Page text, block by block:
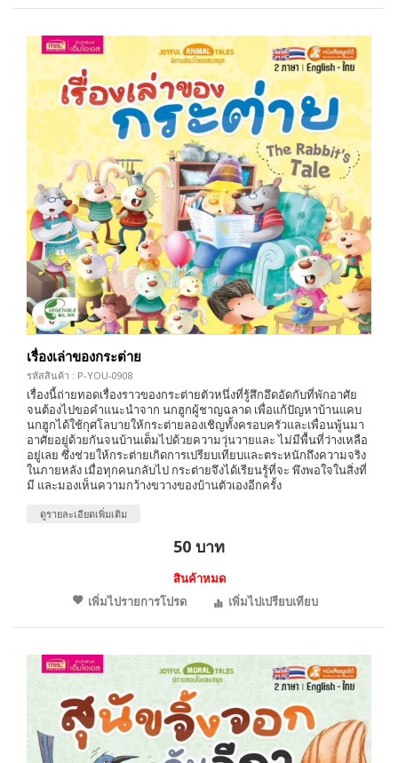
เรื่องเล่าของกระต่าย
รหัสสินค้า : P-YOU-0908
เรื่องนี้ถ่ายทอดเรื่องราวของกระต่ายตัวหนึ่งที่รู้สึกอึดอัดกับที่พักอาศัย
จนต้องไปขอคำแนะนำจาก นกฮูกผู้ชาญฉลาด เพื่อแก้ปัญหาบ้านแคบ
นกฮูกได้ใช้กุศโลบายให้กระต่ายลองเชิญทั้งครอบครัวและเพื่อนพู้นมา
อาศัยอยู่ด้วยกันจนบ้านเต็มไปด้วยความวุ่นวายและ ไม่มีพื้นที่ว่างเหลือ
อยู่เลย ซึ่งช่วยให้กระต่ายเกิดการเปรียบเทียบและตระหนักถึงความจริง
ในภายหลัง เมื่อทุกคนกลับไป กระต่ายจึงได้เรียนรู้ที่จะ พึงพอใจในสิ่งที่
มี และมองเห็นความกว้างขวางของบ้านตัวเองอีกครั้ง
ดูรายละเอียดเพิ่มเติม
50 บาท
สินค้าหมด
เพิ่มไปรายการโปรด
เพิ่มไปเปรียบเทียบ